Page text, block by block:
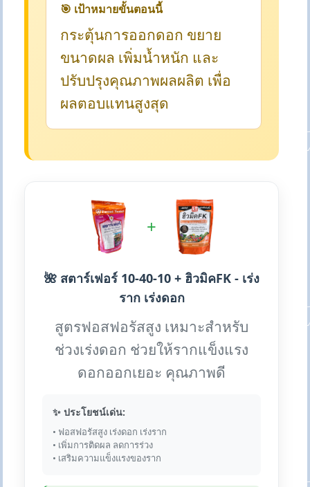
🎯 เป้าหมายขั้นตอนนี้
กระตุ้นการออกดอก ขยาย
ขนาดผล เพิ่มน้ำหนัก และ
ปรับปรุงคุณภาพผลผลิต เพื่อ
ผลตอบแทนสูงสุด
+
🌺 สตาร์เฟอร์ 10-40-10 + ฮิวมิคFK - เร่ง
ราก เร่งดอก
สูตรฟอสฟอรัสสูง เหมาะสำหรับ
ช่วงเร่งดอก ช่วยให้รากแข็งแรง
ดอกออกเยอะ คุณภาพดี
✨ ประโยชน์เด่น:
• ฟอสฟอรัสสูง เร่งดอก เร่งราก
• เพิ่มการติดผล ลดการร่วง
• เสริมความแข็งแรงของราก